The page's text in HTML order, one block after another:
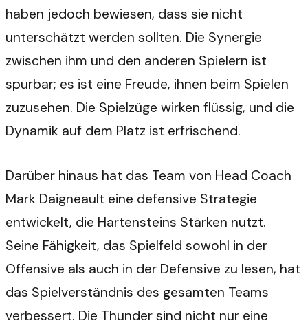
haben jedoch bewiesen, dass sie nicht
unterschätzt werden sollten. Die Synergie
zwischen ihm und den anderen Spielern ist
spürbar; es ist eine Freude, ihnen beim Spielen
zuzusehen. Die Spielzüge wirken flüssig, und die
Dynamik auf dem Platz ist erfrischend.
Darüber hinaus hat das Team von Head Coach
Mark Daigneault eine defensive Strategie
entwickelt, die Hartensteins Stärken nutzt.
Seine Fähigkeit, das Spielfeld sowohl in der
Offensive als auch in der Defensive zu lesen, hat
das Spielverständnis des gesamten Teams
verbessert. Die Thunder sind nicht nur eine